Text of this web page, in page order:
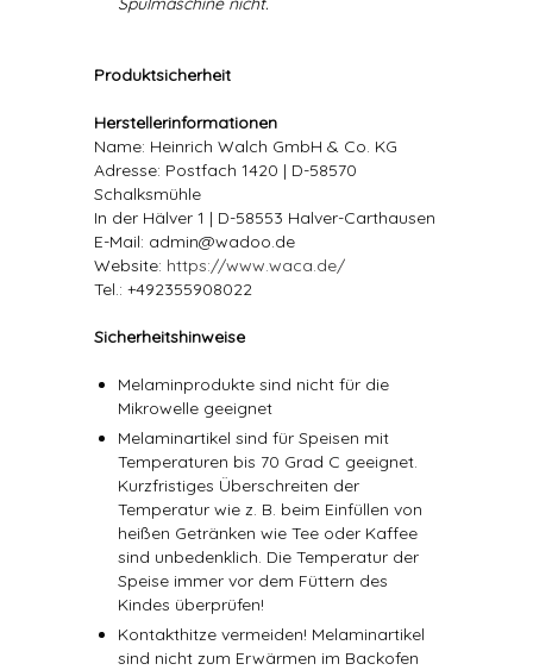
Produktsicherheit
Herstellerinformationen
Name: Heinrich Walch GmbH & Co. KG
Adresse: Postfach 1420 | D-58570
Schalksmühle
In der Hälver 1 | D-58553 Halver-Carthausen
E-Mail: admin@wadoo.de
Website: https://www.waca.de/
Tel.: +492355908022
Sicherheitshinweise
Melaminprodukte sind nicht für die
Mikrowelle geeignet
Melaminartikel sind für Speisen mit
Temperaturen bis 70 Grad C geeignet.
Kurzfristiges Überschreiten der
Temperatur wie z. B. beim Einfüllen von
heißen Getränken wie Tee oder Kaffee
sind unbedenklich. Die Temperatur der
Speise immer vor dem Füttern des
Kindes überprüfen!
Kontakthitze vermeiden! Melaminartikel
sind nicht zum Erwärmen im Backofen